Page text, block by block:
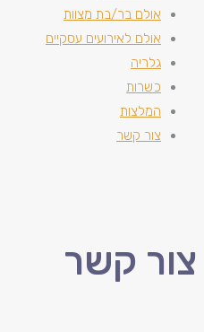
אולם בר/בת מצוות
אולם לאירועים עסקיים
גלריה
כשרות
המלצות
צור קשר
צור קשר